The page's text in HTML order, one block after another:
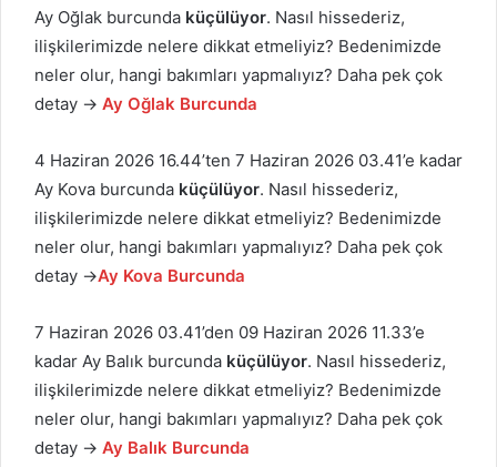
Ay Oğlak burcunda küçülüyor. Nasıl hissederiz,
ilişkilerimizde nelere dikkat etmeliyiz? Bedenimizde
neler olur, hangi bakımları yapmalıyız? Daha pek çok
detay → Ay Oğlak Burcunda
4 Haziran 2026 16.44’ten 7 Haziran 2026 03.41’e kadar
Ay Kova burcunda küçülüyor. Nasıl hissederiz,
ilişkilerimizde nelere dikkat etmeliyiz? Bedenimizde
neler olur, hangi bakımları yapmalıyız? Daha pek çok
detay →Ay Kova Burcunda
7 Haziran 2026 03.41’den 09 Haziran 2026 11.33’e
kadar Ay Balık burcunda küçülüyor. Nasıl hissederiz,
ilişkilerimizde nelere dikkat etmeliyiz? Bedenimizde
neler olur, hangi bakımları yapmalıyız? Daha pek çok
detay → Ay Balık Burcunda